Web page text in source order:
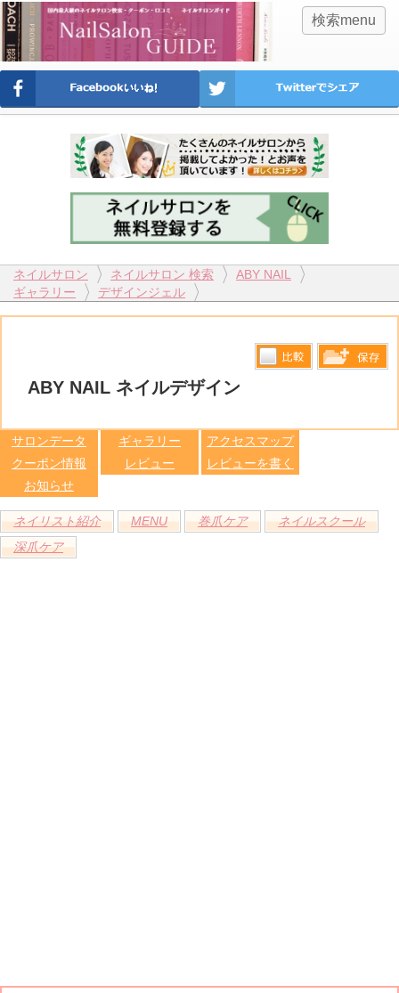
検索menu
ネイルサロン ネイルサロン 検索
ABY NAIL
ギャラリー
デザインジェル
ABY NAIL ネイルデザイン
サロンデータ ギャラリー
アクセスマップ
クーポン情報
レビュー
レビューを書く
お知らせ
ネイリスト紹介 MENU 巻爪ケア
ネイルスクール
深爪ケア